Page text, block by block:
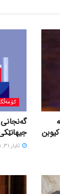
کۆمەڵگا
گەنجانی
ئایار 31, 2025